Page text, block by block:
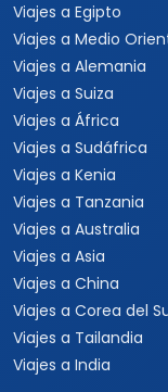
Viajes a Brasil
Viajes a Uruguay
Tours Europa 15 Días
Viajes a Italia
Viajes a España
Viajes a Grecia
Viajes a Turquía
Viajes a Egipto
Viajes a Medio
Viajes a Alemania
Viajes a Suiza
Viajes a África
Viajes a Sudáfrica
Viajes a Kenia